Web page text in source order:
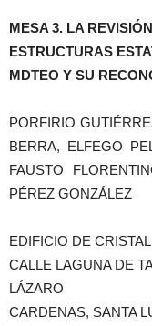
MESA 3. LA
ESTRUCTURAS
MDTEO Y SU
PORFIRIO
BERRA, ELFEGO
FAUSTO
PÉREZ GONZÁLEZ
EDIFICIO DE CRISTAL
CALLE LAGUNA DE
LÁZARO
CARDENAS, SANTA